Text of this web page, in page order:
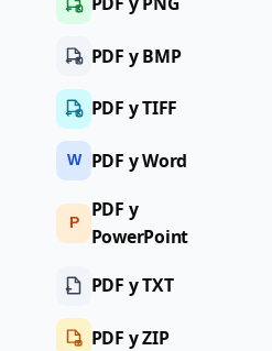
PDF у BMP
PDF у TIFF
W PDF у Word
P
PDF у
PowerPoint
PDF у TXT
PDF у ZIP